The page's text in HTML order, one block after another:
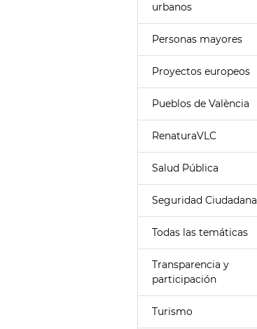
urbanos
Personas mayores
Proyectos europeos
Pueblos de València
RenaturaVLC
Salud Pública
Seguridad Ciudadana
Todas las temáticas
Transparencia y
participación
Turismo